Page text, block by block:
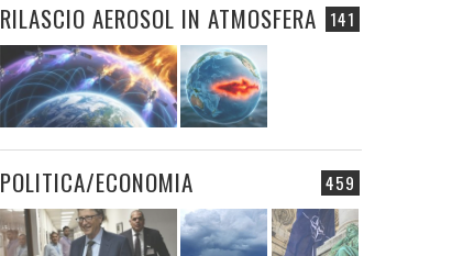
141
RILASCIO AEROSOL IN ATMOSFERA
459
POLITICA/ECONOMIA